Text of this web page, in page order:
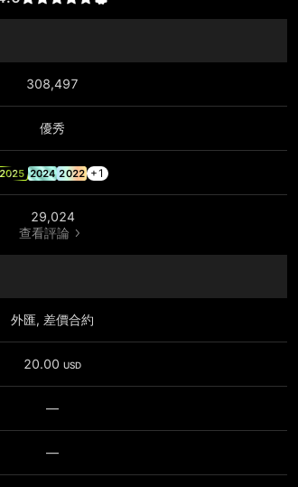
308,497
優秀
2025 2024 2022 +1
29,024
查看評論
外匯, 差價合約
20.00 USD
—
—